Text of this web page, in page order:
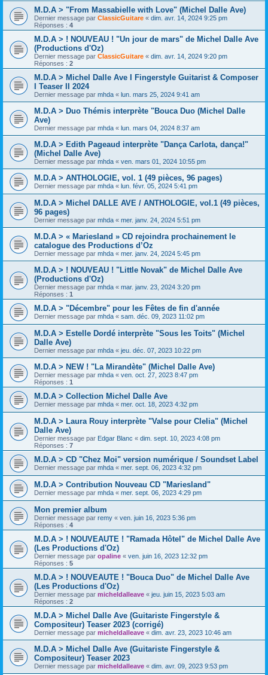
M.D.A > "From Massabielle with Love" (Michel Dalle Ave)
Dernier message par ClassicGuitare « dim. avr. 14, 2024 9:25 pm
Réponses : 4
M.D.A > ! NOUVEAU ! "Un jour de mars" de Michel Dalle Ave
(Productions d'Oz)
Dernier message par ClassicGuitare « dim. avr. 14, 2024 9:20 pm
Réponses : 2
M.D.A > Michel Dalle Ave I Fingerstyle Guitarist & Composer
I Teaser II 2024
Dernier message par mhda « lun. mars 25, 2024 9:41 am
M.D.A > Duo Thémis interprète "Bouca Duo (Michel Dalle
Ave)
Dernier message par mhda « lun. mars 04, 2024 8:37 am
M.D.A > Edith Pageaud interprète "Dança Carlota, dança!"
(Michel Dalle Ave)
Dernier message par mhda « ven. mars 01, 2024 10:55 pm
M.D.A > ANTHOLOGIE, vol. 1 (49 pièces, 96 pages)
Dernier message par mhda « lun. févr. 05, 2024 5:41 pm
M.D.A > Michel DALLE AVE / ANTHOLOGIE, vol.1 (49 pièces,
96 pages)
Dernier message par mhda « mer. janv. 24, 2024 5:51 pm
M.D.A > « Mariesland » CD rejoindra prochainement le
catalogue des Productions d’Oz
Dernier message par mhda « mer. janv. 24, 2024 5:45 pm
M.D.A > ! NOUVEAU ! "Little Novak" de Michel Dalle Ave
(Productions d'Oz)
Dernier message par mhda « mar. janv. 23, 2024 3:20 pm
Réponses : 1
M.D.A > "Décembre" pour les Fêtes de fin d'année
Dernier message par mhda « sam. déc. 09, 2023 11:02 pm
M.D.A > Estelle Dordé interprète "Sous les Toits" (Michel
Dalle Ave)
Dernier message par mhda « jeu. déc. 07, 2023 10:22 pm
M.D.A > NEW ! "La Mirandète" (Michel Dalle Ave)
Dernier message par mhda « ven. oct. 27, 2023 8:47 pm
Réponses : 1
M.D.A > Collection Michel Dalle Ave
Dernier message par mhda « mer. oct. 18, 2023 4:32 pm
M.D.A > Laura Rouy interprète "Valse pour Clelia" (Michel
Dalle Ave)
Dernier message par Edgar Blanc « dim. sept. 10, 2023 4:08 pm
Réponses : 7
M.D.A > CD "Chez Moi" version numérique / Soundset Label
Dernier message par mhda « mer. sept. 06, 2023 4:32 pm
M.D.A > Contribution Nouveau CD "Mariesland"
Dernier message par mhda « mer. sept. 06, 2023 4:29 pm
Mon premier album
Dernier message par remy « ven. juin 16, 2023 5:36 pm
Réponses : 4
M.D.A > ! NOUVEAUTE ! "Ramada Hôtel" de Michel Dalle Ave
(Les Productions d'Oz)
Dernier message par opaline « ven. juin 16, 2023 12:32 pm
Réponses : 5
M.D.A > ! NOUVEAUTE ! "Bouca Duo" de Michel Dalle Ave
(Les Productions d'Oz)
Dernier message par micheldalleave « jeu. juin 15, 2023 5:03 am
Réponses : 2
M.D.A > Michel Dalle Ave (Guitariste Fingerstyle &
Compositeur) Teaser 2023 (corrigé)
Dernier message par micheldalleave « dim. avr. 23, 2023 10:46 am
M.D.A > Michel Dalle Ave (Guitariste Fingerstyle &
Compositeur) Teaser 2023
Dernier message par micheldalleave « dim. avr. 09, 2023 9:53 pm